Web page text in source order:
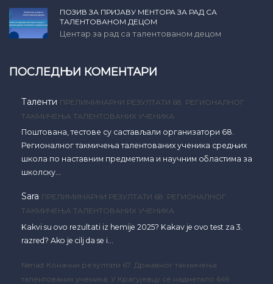
ПОЗИВ ЗА ПРИЈАВУ МЕНТОРА ЗА РАД СА
ТАЛЕНТОВАНОМ ДЕЦОМ
Центар за рад са талентованом децом
ПОСЛЕДЊИ КОМЕНТАРИ
Таленти ПРЕЛИМИНАРНИ РЕЗУЛТАТИ 68. РЕГИОНАЛНОГ
ТАКМИЧЕЊА ТАЛЕНТОВАНИХ УЧЕНИКА
Поштована, тестове су састављали организатори 68.
Регионалног такмичења талентованих ученика средњих
школа по наставним предметима и научним областима за
школску…
Sara ПРЕЛИМИНАРНИ РЕЗУЛТАТИ 68. РЕГИОНАЛНОГ
ТАКМИЧЕЊА ТАЛЕНТОВАНИХ УЧЕНИКА
Kakvi su ovo rezultati iz hemije 2025? Kakav je ovo test za 3.
razred? Ako je cilj da se i…
Nenad Коначни резултати 67. Државног такмичења
талентованих ученика: У Крагујевцу се надметало 649